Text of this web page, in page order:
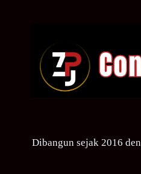
Dibangun sejak 2016